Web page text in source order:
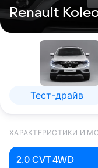
Renault
Тест-драйв
ХАРАКТЕРИСТИКИ И
2.0 CVT 4WD